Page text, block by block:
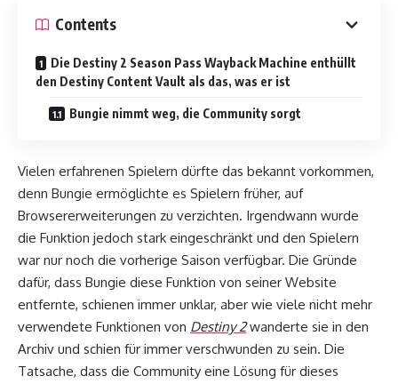
Contents
Die Destiny 2 Season Pass Wayback Machine enthüllt
den Destiny Content Vault als das, was er ist
Bungie nimmt weg, die Community sorgt
Vielen erfahrenen Spielern dürfte das bekannt vorkommen,
denn Bungie ermöglichte es Spielern früher, auf
Browsererweiterungen zu verzichten. Irgendwann wurde
die Funktion jedoch stark eingeschränkt und den Spielern
war nur noch die vorherige Saison verfügbar. Die Gründe
dafür, dass Bungie diese Funktion von seiner Website
entfernte, schienen immer unklar, aber wie viele nicht mehr
verwendete Funktionen von Destiny 2wanderte sie in den
Archiv und schien für immer verschwunden zu sein. Die
Tatsache, dass die Community eine Lösung für dieses